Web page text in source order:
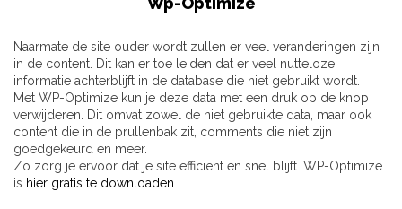
Naarmate de site ouder wordt zullen er veel veranderingen zijn
in de content. Dit kan er toe leiden dat er veel nutteloze
informatie achterblijft in de database die niet gebruikt wordt.
Met WP-Optimize kun je deze data met een druk op de knop
verwijderen. Dit omvat zowel de niet gebruikte data, maar ook
content die in de prullenbak zit, comments die niet zijn
goedgekeurd en meer.
Zo zorg je ervoor dat je site efficiënt en snel blijft. WP-Optimize
is hier gratis te downloaden.